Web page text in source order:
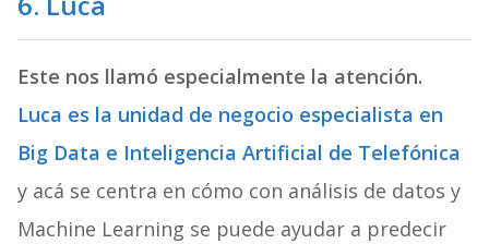
Este nos llamó especialmente la atención.
Luca es la unidad de negocio especialista en
Big Data e Inteligencia Artificial de Telefónica
y acá se centra en cómo con análisis de datos y
Machine Learning se puede ayudar a predecir